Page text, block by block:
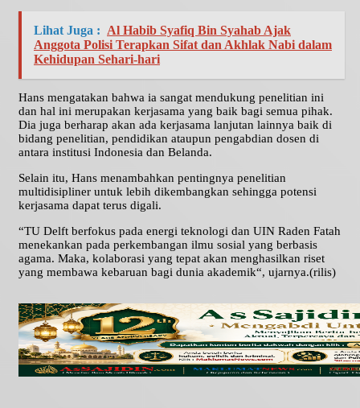
Lihat Juga : Al Habib Syafiq Bin Syahab Ajak
Anggota Polisi Terapkan Sifat dan Akhlak Nabi dalam
Kehidupan Sehari-hari
Hans mengatakan bahwa ia sangat mendukung penelitian ini
dan hal ini merupakan kerjasama yang baik bagi semua pihak.
Dia juga berharap akan ada kerjasama lanjutan lainnya baik di
bidang penelitian, pendidikan ataupun pengabdian dosen di
antara institusi Indonesia dan Belanda.
Selain itu, Hans menambahkan pentingnya penelitian
multidisipliner untuk lebih dikembangkan sehingga potensi
kerjasama dapat terus digali.
“TU Delft berfokus pada energi teknologi dan UIN Raden Fatah
menekankan pada perkembangan ilmu sosial yang berbasis
agama. Maka, kolaborasi yang tepat akan menghasilkan riset
yang membawa kebaruan bagi dunia akademik“, ujarnya.(rilis)